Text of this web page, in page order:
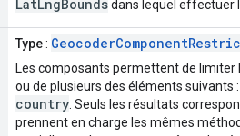
LatLngBoundsdans lequel effectuer
Type:
Les composants permettent de limiter
ou de plusieurs des éléments suivants :
country . Seuls les résultats
prennent en charge les mêmes